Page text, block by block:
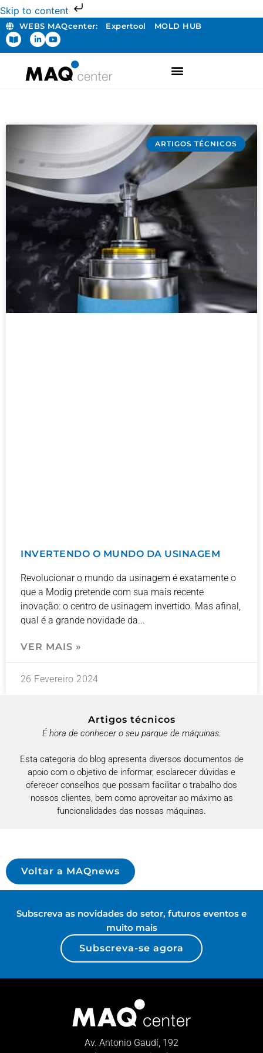
Skip to content
WEBS MAQcenter: Expertool MOLD HUB
ARTIGOS TÉCNICOS
INVERTENDO O MUNDO DA USINAGEM
Revolucionar o mundo da usinagem é exatamente o
que a Modig pretende com sua mais recente
inovação: o centro de usinagem invertido. Mas afinal,
qual é a grande novidade da
VER MAIS »
26 Fevereiro 2024
Artigos técnicos
É hora de conhecer o seu parque de máquinas.
Esta categoria do blog apresenta diversos documentos de
apoio com o objetivo de informar, esclarecer dúvidas e
oferecer conselhos que possam facilitar o trabalho dos
nossos clientes, bem como aproveitar ao máximo as
funcionalidades das nossas máquinas.
Voltar a MAQnews
Subscreva as novidades do setor, futuros eventos e
muito mais
Subscreva-se agora
Av. Antonio Gaudí, 192